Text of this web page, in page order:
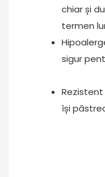
chiar și
termen
sigur
își